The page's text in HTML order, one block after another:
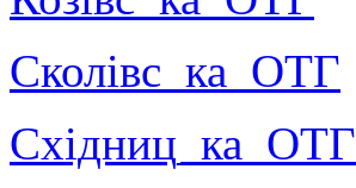
Сколiвс_ка_ОТГ
Схiдниц_ка_ОТГ